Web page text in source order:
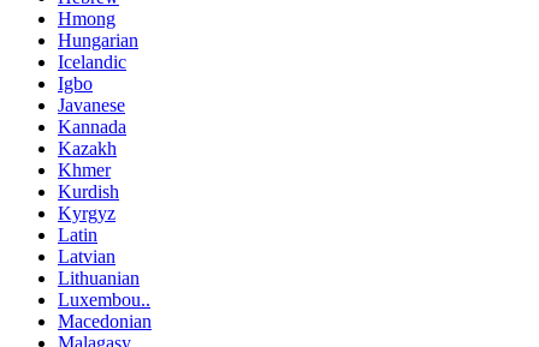
Hmong
Hungarian
Icelandic
Igbo
Javanese
Kannada
Kazakh
Khmer
Kurdish
Kyrgyz
Latin
Latvian
Lithuanian
Luxembou..
Macedonian
Malagasy